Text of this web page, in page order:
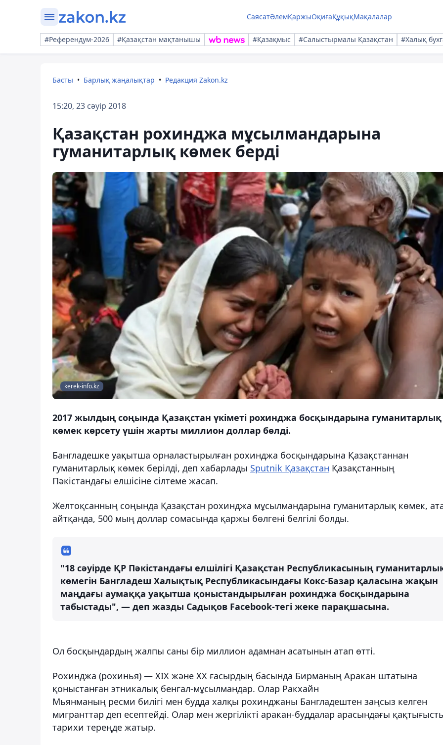
СаясатӘлемҚаржыОқиғаҚұқықМақалалар
#Референдум-2026 #Қазақстан мақтанышы #Қазақмыс #Салыстырмалы Қазақстан #Халық
Басты Барлық жаңалықтар Редакция Zakon.kz
15:20, 23 сәуір 2018
Қазақстан рохинджа мұсылмандарына
гуманитарлық көмек берді
kerek-info.kz
2017 жылдың соңында Қазақстан үкіметі рохинджа босқындарына гуманитарлық
көмек көрсету үшін жарты миллион доллар бөлді.
Бангладешке уақытша орналастырылған рохинджа босқындарына Қазақстаннан
гуманитарлық көмек берілді, деп хабарлады Sputnik Қазақстан Қазақстанның
Пәкістандағы елшісіне сілтеме жасап.
Желтоқсанның соңында Қазақстан рохинджа мұсылмандарына гуманитарлық көмек,
айтқанда, 500 мың доллар сомасында қаржы бөлгені белгілі болды.
"18 сәуірде ҚР Пәкістандағы елшілігі Қазақстан Республикасының
көмегін Бангладеш Халықтық Республикасындағы Кокс-Базар қаласына жақын
маңдағы аумаққа уақытша қоныстандырылған рохинджа босқындарына
табыстады", — деп жазды Садықов Facebook-тегі жеке парақшасына.
Ол босқындардың жалпы саны бір миллион адамнан асатынын атап өтті.
Рохинджа (рохинья) — XIX және XX ғасырдың басында Бирманың Аракан штатына
қоныстанған этникалық бенгал-мұсылмандар. Олар Ракхайн
Мьянманың ресми билігі мен будда халқы рохинджаны Бангладештен заңсыз келген
мигранттар деп есептейді. Олар мен жергілікті аракан-буддалар арасындағы
тарихи тереңде жатыр.